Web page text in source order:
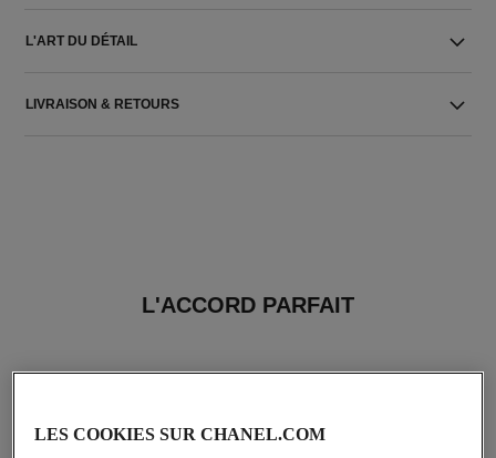
L'ART DU DÉTAIL
LIVRAISON & RETOURS
L'ACCORD PARFAIT
LES COOKIES SUR CHANEL.COM